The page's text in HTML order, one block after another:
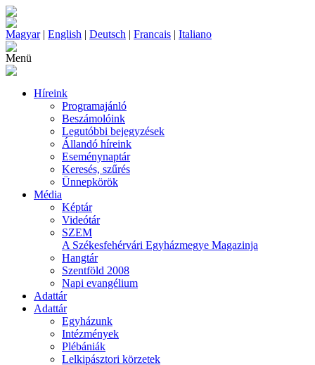
Magyar| English | Deutsch | Francais | Italiano
Menü
Híreink
Programajánló
Beszámolóink
Legutóbbi bejegyzések
Állandó híreink
Eseménynaptár
Keresés, szűrés
Ünnepkörök
Média
Képtár
Videótár
SZEM
A Székesfehérvári Egyházmegye Magazinja
Hangtár
Szentföld 2008
Napi evangélium
Adattár
Adattár
Egyházunk
Intézmények
Plébániák
Lelkipásztori körzetek